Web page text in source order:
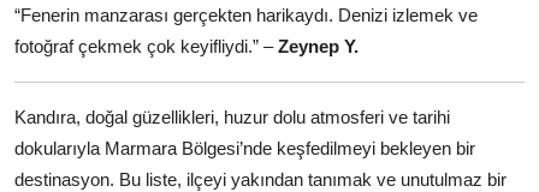
“Fenerin manzarası gerçekten harikaydı. Denizi izlemek ve
fotoğraf çekmek çok keyifliydi.” –Zeynep Y.
Kandıra, doğal güzellikleri, huzur dolu atmosferi ve tarihi
dokularıyla Marmara Bölgesi’nde keşfedilmeyi bekleyen bir
destinasyon. Bu liste, ilçeyi yakından tanımak ve unutulmaz bir